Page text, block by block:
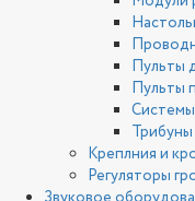
Пульты
Пульты
Трибуны
Креплния и
Регуляторы